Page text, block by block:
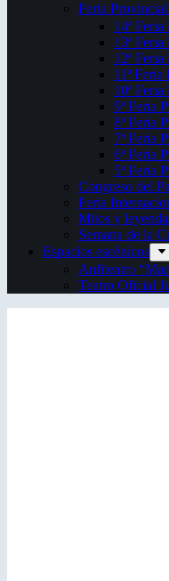
Feria
14ª
13ª
12ª
11ª
10ª
9ª Feria
8ª Feria
7ª Feria
6ª Feria
5ª Feria
Congreso del
Feria
Mitos y
Semana de la
Espacios escénicos
Anfiteatro
Teatro Oficial